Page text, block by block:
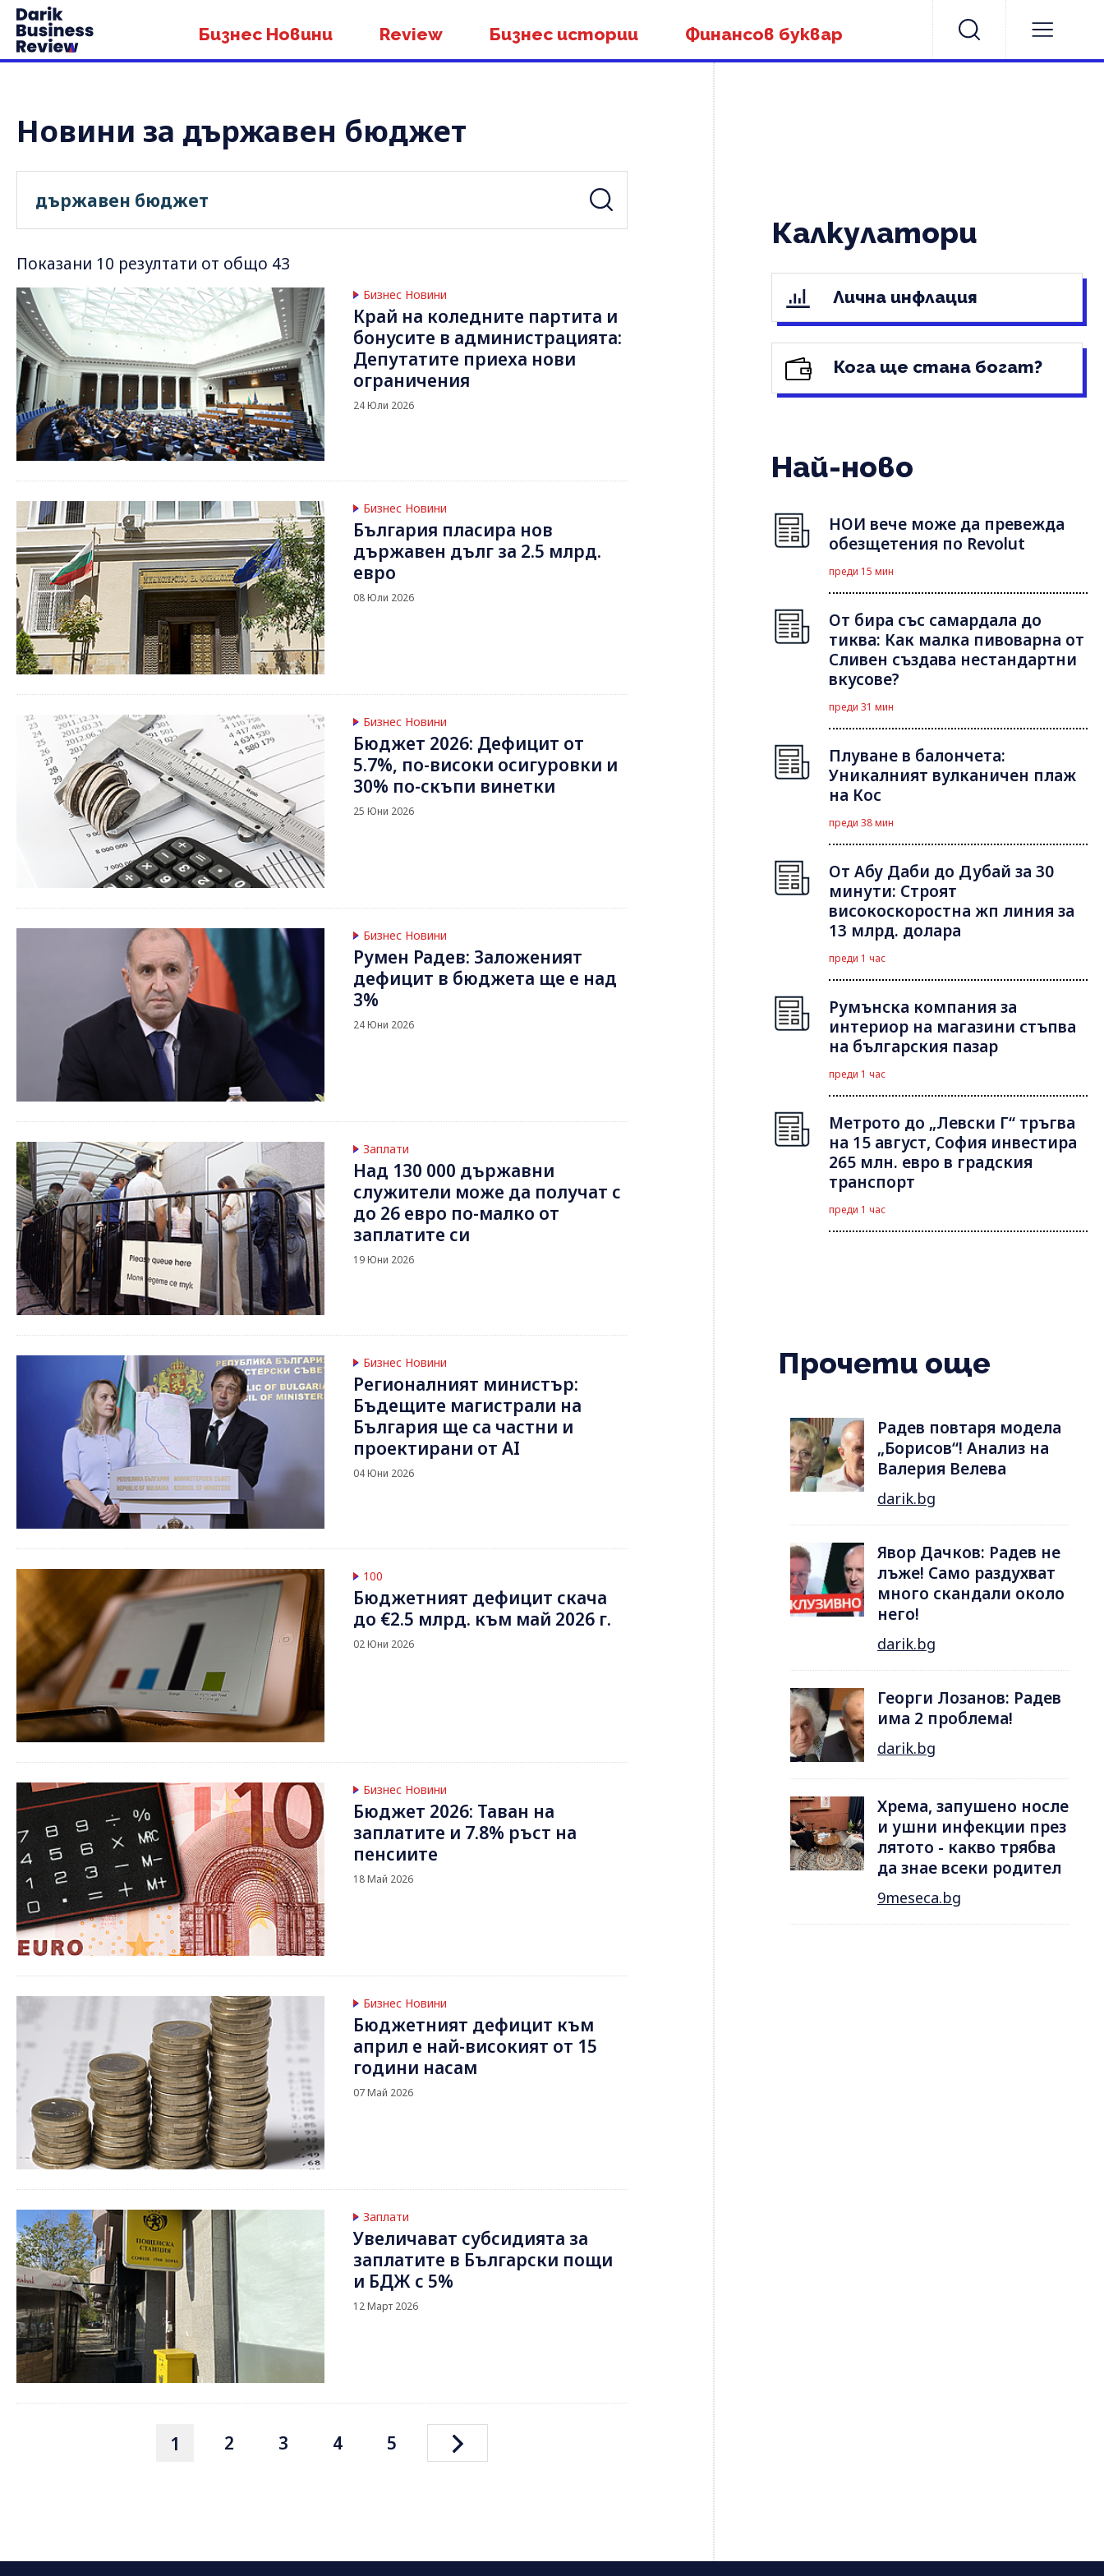
Бизнес Новини Review Бизнес истории Финансов буквар
Новини за държавен бюджет
Показани 10 резултати от общо 43
Бизнес Новини
Край на коледните партита и
бонусите в администрацията:
Депутатите приеха нови
ограничения
24 Юли 2026
Бизнес Новини
България пласира нов
държавен дълг за 2.5 млрд.
евро
08 Юли 2026
Бизнес Новини
Бюджет 2026: Дефицит от
5.7%, по-високи осигуровки и
30% по-скъпи винетки
25 Юни 2026
Бизнес Новини
Румен Радев: Заложеният
дефицит в бюджета ще е над
3%
24 Юни 2026
Заплати
Над 130 000 държавни
служители може да получат с
до 26 евро по-малко от
заплатите си
19 Юни 2026
Бизнес Новини
Регионалният министър:
Бъдещите магистрали на
България ще са частни и
проектирани от AI
04 Юни 2026
100
Бюджетният дефицит скача
до €2.5 млрд. към май 2026 г.
02 Юни 2026
Бизнес Новини
Бюджет 2026: Таван на
заплатите и 7.8% ръст на
пенсиите
18 Май 2026
Бизнес Новини
Бюджетният дефицит към
април е най-високият от 15
години насам
07 Май 2026
Заплати
Увеличават субсидията за
заплатите в Български пощи
и БДЖ с 5%
12 Март 2026
1 2 3 4 5
Калкулатори
Лична инфлация
Кога ще стана богат?
Най-ново
НОИ вече може да превежда
обезщетения по Revolut
преди 15 мин
От бира със самардала до
тиква: Как малка пивоварна от
Сливен създава нестандартни
вкусове?
преди 31 мин
Плуване в балончета:
Уникалният вулканичен плаж
на Кос
преди 38 мин
От Абу Даби до Дубай за 30
минути: Строят
високоскоростна жп линия за
13 млрд. долара
преди 1 час
Румънска компания за
интериор на магазини стъпва
на българския пазар
преди 1 час
Метрото до „Левски Г“ тръгва
на 15 август, София инвестира
265 млн. евро в градския
транспорт
преди 1 час
Прочети още
Радев повтаря модела
„Борисов“! Анализ на
Валерия Велева
darik.bg
Явор Дачков: Радев не
лъже! Само раздухват
много скандали около
него!
darik.bg
Георги Лозанов: Радев
има 2 проблема!
darik.bg
Хрема, запушено носле
и ушни инфекции през
лятотo - какво трябва
да знае всеки родител
9meseca.bg